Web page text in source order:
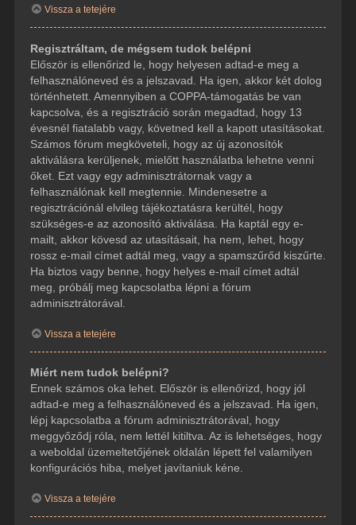
Vissza a tetejére
Regisztráltam, de mégsem tudok belépni
Először is ellenőrizd le, hogy helyesen adtad-e meg a
felhasználóneved és a jelszavad. Ha igen, akkor két dolog
történhetett. Amennyiben a COPPA-támogatás be van
kapcsolva, és a regisztráció során megadtad, hogy 13
évesnél fiatalabb vagy, követned kell a kapott utasításokat.
Számos fórum megköveteli, hogy az új azonosítók
aktiválásra kerüljenek, mielőtt használatba lehetne venni
őket. Ezt vagy egy adminisztrátornak vagy a
felhasználónak kell megtennie. Mindenesetre a
regisztrációnál elvileg tájékoztatásra kerültél, hogy
szükséges-e az azonosító aktiválása. Ha kaptál egy e-
mailt, akkor kövesd az utasításait, ha nem, lehet, hogy
rossz e-mail címet adtál meg, vagy a spamszűrőd kiszűrte.
Ha biztos vagy benne, hogy helyes e-mail címet adtál
meg, próbálj meg kapcsolatba lépni a fórum
adminisztrátorával.
Vissza a tetejére
Miért nem tudok belépni?
Ennek számos oka lehet. Először is ellenőrizd, hogy jól
adtad-e meg a felhasználóneved és a jelszavad. Ha igen,
lépj kapcsolatba a fórum adminisztrátorával, hogy
meggyőződj róla, nem lettél kitiltva. Az is lehetséges, hogy
a weboldal üzemeltetőjének oldalán lépett fel valamilyen
konfigurációs hiba, melyet javítaniuk kéne.
Vissza a tetejére